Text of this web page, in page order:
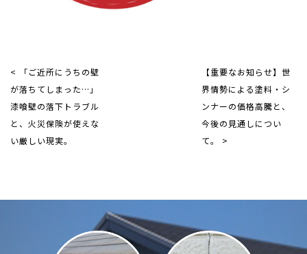
< 「ご近所にうちの壁
が落ちてしまった…」
漆喰壁の落下トラブル
と、火災保険が使えな
い厳しい現実。
【重要なお知らせ】世
界情勢による塗料・シ
ンナーの価格高騰と、
今後の見通しについ
て。 >